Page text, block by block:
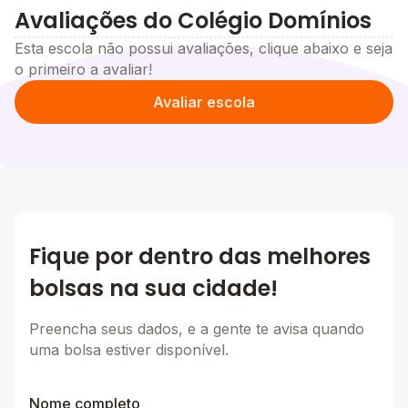
Avaliações do Colégio Domínios
Esta escola não possui avaliações, clique abaixo e seja
o primeiro a avaliar!
Avaliar escola
Fique por dentro das melhores
bolsas na sua cidade!
Preencha seus dados, e a gente te avisa quando
uma bolsa estiver disponível.
Nome completo